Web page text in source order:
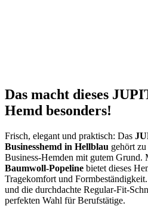
Das macht dieses
Hemd besonders!
Frisch, elegant und praktisch: Das
Businesshemd in Hellblau gehört
Business-Hemden mit gutem Grund.
Baumwoll-Popeline bietet dieses
Tragekomfort und
und die durchdachte Regular-Fit-
perfekten Wahl für Berufstätige.